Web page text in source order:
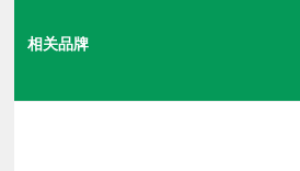
相关品牌